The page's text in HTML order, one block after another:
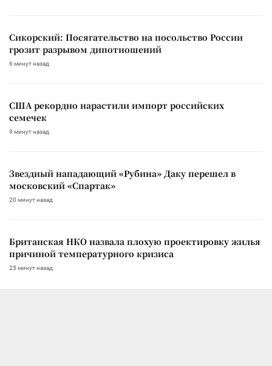
Сикорский: Посягательство на посольство России
грозит разрывом дипотношений
6 минут назад
США рекордно нарастили импорт российских
семечек
9 минут назад
Звездный нападающий «Рубина» Даку перешел в
московский «Спартак»
20 минут назад
Британская НКО назвала плохую проектировку жилья
причиной температурного кризиса
25 минут назад